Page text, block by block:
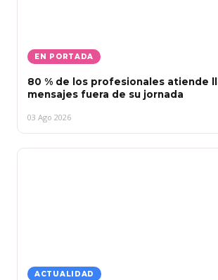
EN PORTADA
80 % de los profesionales atiende
mensajes fuera de su jornada
03 Ago 2026
ACTUALIDAD